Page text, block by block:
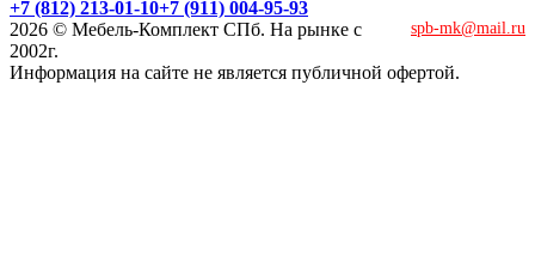
+7 (812) 213-01-10+7 (911) 004-95-93
spb-mk@mail.ru
2026 © Мебель-Комплект СПб. На рынке с
2002г.
Информация на сайте не является публичной офертой.